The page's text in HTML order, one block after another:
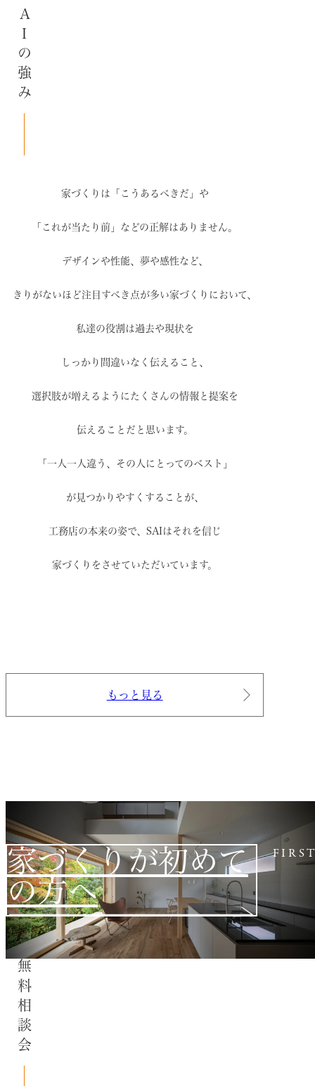
SAIの強み
家づくりは「こうあるべきだ」や
「これが当たり前」などの正解はありません。
デザインや性能、夢や感性など、
きりがないほど注目すべき点が多い家づくりにおいて、
私達の役割は過去や現状を
しっかり間違いなく伝えること、
選択肢が増えるように たくさんの情報と提案を
伝えることだと思います。
「一人一人違う、その人にとってのベスト」
が見つかりやすくすることが、
工務店の本来の姿で、 SAIはそれを信じ
家づくりをさせていただいています。
もっと見る
家づくりが初めて
の方へ
無料相談会